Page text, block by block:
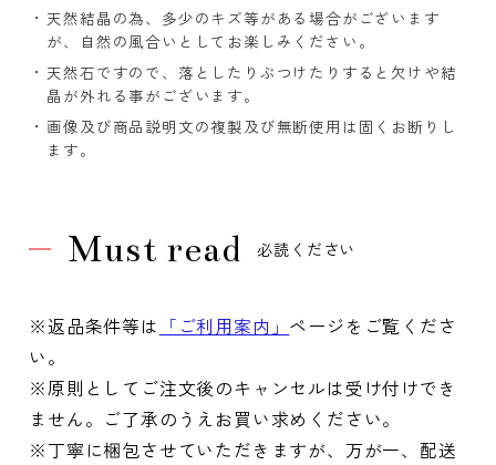
天然結晶の為、多少のキズ等がある場合がございます
が、自然の風合いとしてお楽しみください。
天然石ですので、落としたりぶつけたりすると欠けや結
晶が外れる事がございます。
画像及び商品説明文の複製及び無断使用は固くお断りし
ます。
Must read 必読ください
※返品条件等は 「ご利用案内」 ページをご覧くださ
い。
※原則としてご注文後のキャンセルは受け付けでき
ません。ご了承のうえお買い求めください。
※丁寧に梱包させていただきますが、万が一、配送